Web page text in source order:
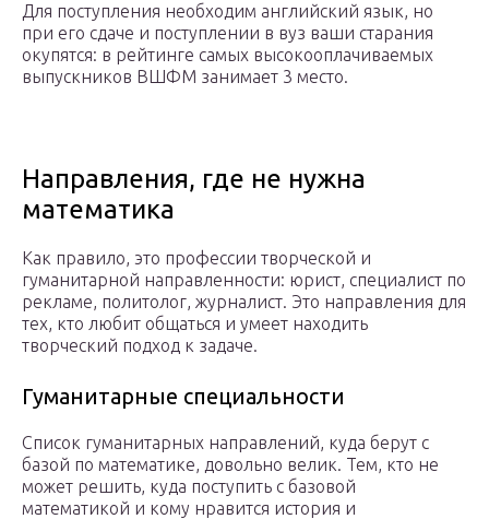
Для поступления необходим английский язык, но
при его сдаче и поступлении в вуз ваши старания
окупятся: в рейтинге самых высокооплачиваемых
выпускников ВШФМ занимает 3 место.
Направления, где не нужна
математика
Как правило, это профессии творческой и
гуманитарной направленности: юрист, специалист по
рекламе, политолог, журналист. Это направления для
тех, кто любит общаться и умеет находить
творческий подход к задаче.
Гуманитарные специальности
Список гуманитарных направлений, куда берут с
базой по математике, довольно велик. Тем, кто не
может решить, куда поступить с базовой
математикой и кому нравится история и